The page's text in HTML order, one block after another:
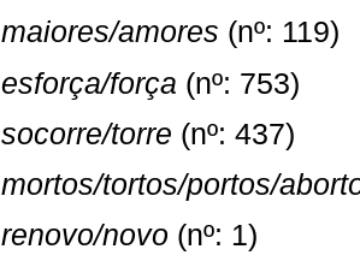
maiores/amores (nº: 119)
esforça/força (nº: 753)
socorre/torre (nº: 437)
mortos/tortos/portos/
renovo/novo (nº: 1)